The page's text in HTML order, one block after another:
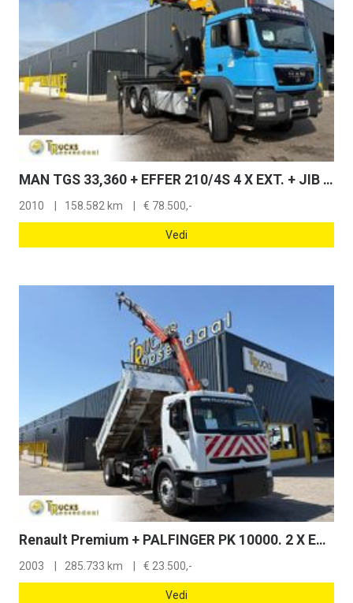
MAN TGS 33,360 + EFFER 210/4S 4 X EXT. + JIB 2 S 2 X EXT + HOOK ARM SYSTEM + 6X4 + 158582 KM + EURO 5
2010 158.582 km € 78.500,-
Vedi
Renault Premium + PALFINGER PK 10000. 2 X EXT. + REMOTE + 3 SIDE TIPPER
2003 285.733 km € 23.500,-
Vedi